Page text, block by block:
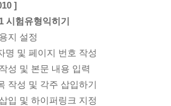
]
시험유형익히기
지 설정
명 및 페이지 번호 작성
성 및 본문 내용 입력
작성 및 각주 삽입하기
입 및 하이퍼링크 지정